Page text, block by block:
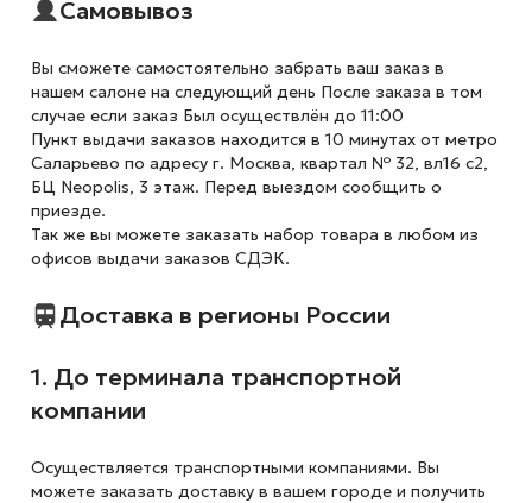
Самовывоз
Вы сможете самостоятельно забрать ваш заказ в
нашем салоне на следующий день После заказа в том
случае если заказ Был осуществлён до 11:00
Пункт выдачи заказов находится в 10 минутах от метро
Саларьево по адресу г. Москва, квартал № 32, вл16 с2,
БЦ Neopolis, 3 этаж. Перед выездом сообщить о
приезде.
Так же вы можете заказать набор товара в любом из
офисов выдачи заказов СДЭК.
Доставка в регионы России
1. До терминала транспортной
компании
Осуществляется транспортными компаниями. Вы
можете заказать доставку в вашем городе и получить